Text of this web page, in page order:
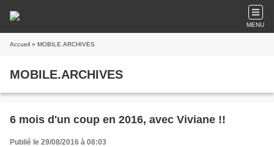
MENU
Accueil » MOBILE.ARCHIVES
MOBILE.ARCHIVES
6 mois d'un coup en 2016, avec Viviane !!
Publié le 29/08/2016 à 08:03